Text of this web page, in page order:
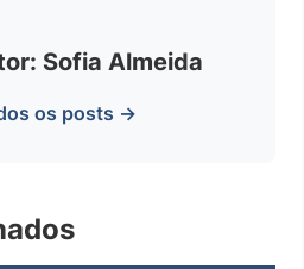
Sofia Almeida
os posts →